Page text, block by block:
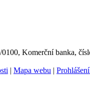
Komerční banka,
| Mapa webu |